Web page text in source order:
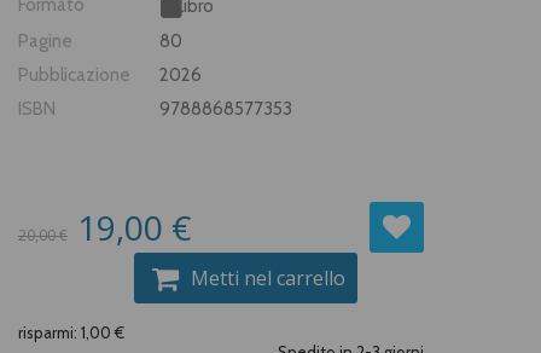
Formato
Libro
Pagine
80
Pubblicazione
2026
ISBN
9788868577353
20,00 € 19,00 €
Metti nel carrello
risparmi: 1,00 €